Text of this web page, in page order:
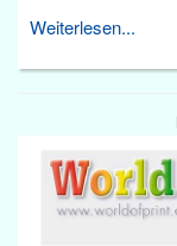
Weiterlesen...